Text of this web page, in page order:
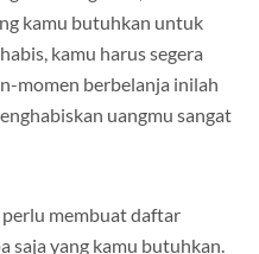
uang saku, ketika
kamu butuhkan untuk
kamu harus segera
momen berbelanja inilah
uangmu sangat
membuat daftar